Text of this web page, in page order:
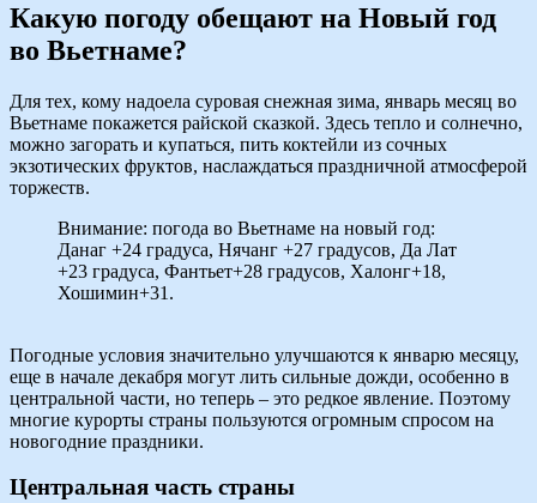
Какую погоду обещают на Новый год
во Вьетнаме?
Для тех, кому надоела суровая снежная зима, январь месяц во
Вьетнаме покажется райской сказкой. Здесь тепло и солнечно,
можно загорать и купаться, пить коктейли из сочных
экзотических фруктов, наслаждаться праздничной атмосферой
торжеств.
Внимание: погода во Вьетнаме на новый год:
Данаг +24 градуса, Нячанг +27 градусов, Да Лат
+23 градуса, Фантьет+28 градусов, Халонг+18,
Хошимин+31.
Погодные условия значительно улучшаются к январю месяцу,
еще в начале декабря могут лить сильные дожди, особенно в
центральной части, но теперь – это редкое явление. Поэтому
многие курорты страны пользуются огромным спросом на
новогодние праздники.
Центральная часть страны